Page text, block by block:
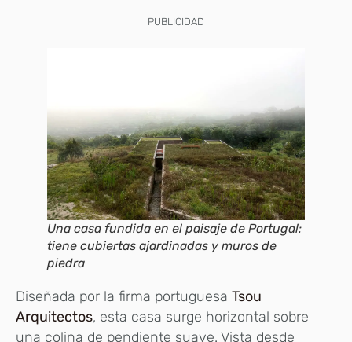
PUBLICIDAD
Una casa fundida en el paisaje de Portugal:
tiene cubiertas ajardinadas y muros de
piedra
Diseñada por la firma portuguesa Tsou
Arquitectos, esta casa surge horizontal sobre
una colina de pendiente suave. Vista desde